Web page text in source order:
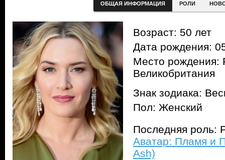
ОБЩАЯ ИНФОРМАЦИЯ РОЛИ
Возраст: 50 лет
Дата рождения:
Место рождения:
Великобритания
Знак зодиака:
Пол: Женский
Последняя роль:
Аватар: Пламя и
Ash)